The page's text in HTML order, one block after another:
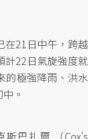
在21日中午，跨越
計22日氣旋強度就
的極強降雨、洪水
。